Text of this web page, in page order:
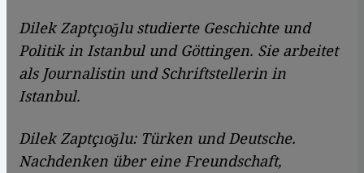
Dilek Zaptçıoğlu studierte Geschichte und
Politik in Istanbul und Göttingen. Sie arbeitet
als Journalistin und Schriftstellerin in
Istanbul.
Dilek Zaptçıoğlu: Türken und Deutsche.
Nachdenken über eine Freundschaft,